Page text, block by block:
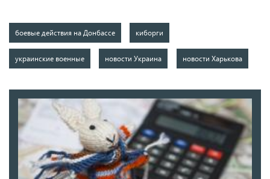
боевые действия на Донбассе киборги
украинские военные новости Украина новости Харькова